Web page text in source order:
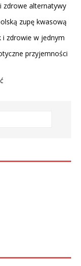
zdrowe alternatywy
zupę kwasową
i zdrowie w jednym
przyjemności